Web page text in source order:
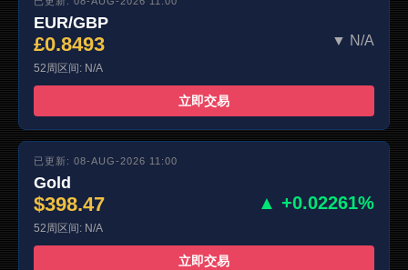
EUR/GBP
£0.8493 ▼ N/A
52周区间: N/A
立即交易
已更新: 08-AUG-2026 11:00
Gold
$398.47 ▲ +0.02261%
52周区间: N/A
立即交易